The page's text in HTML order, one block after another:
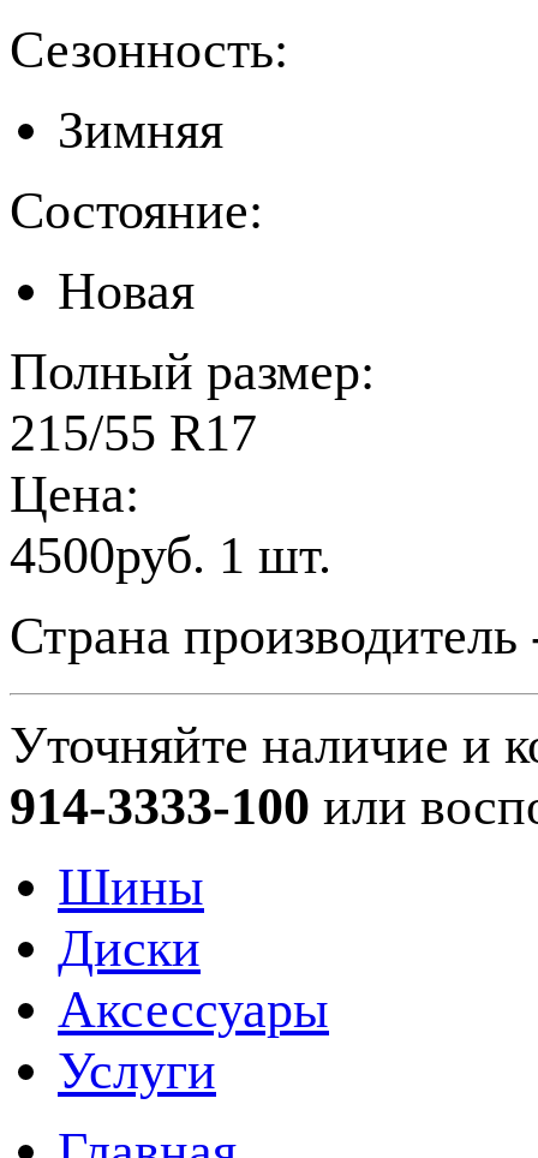
Сезонность:
Зимняя
Состояние:
Новая
Полный размер:
215/55 R17
Цена:
4500руб. 1 шт.
Страна
Уточняйте наличие и
914-3333-100 или
Шины
Диски
Аксессуары
Услуги